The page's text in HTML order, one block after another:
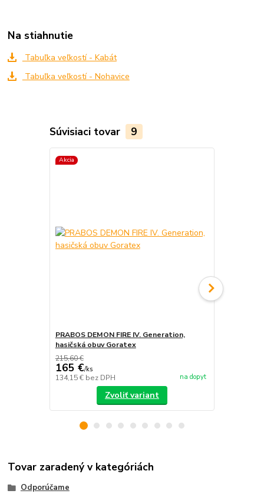
Na stiahnutie
Tabuľka veľkostí - Kabát
Tabuľka veľkostí - Nohavice
Súvisiaci tovar 9
Akcia
PRABOS DEMON FIRE IV. Generation,
hasičská obuv Goratex
215,60 €
165 €/ks
134,15 € bez DPH na dopyt
Zvoliť variant
Tovar zaradený v kategóriách
Odporúčame